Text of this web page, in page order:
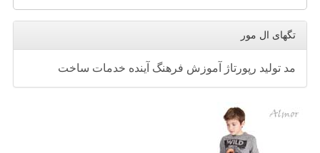
تگهای ال مور
مد تولید رپورتاژ آموزش فرهنگ آینده خدمات ساخت